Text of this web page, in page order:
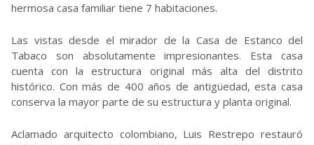
hermosa casa familiar tiene 7 habitaciones.
Las vistas desde el mirador de la Casa de Estanco del
Tabaco son absolutamente impresionantes. Esta casa
cuenta con la estructura original más alta del distrito
histórico. Con más de 400 años de antigüedad, esta casa
conserva la mayor parte de su estructura y planta original.
Aclamado arquitecto colombiano, Luis Restrepo restauró